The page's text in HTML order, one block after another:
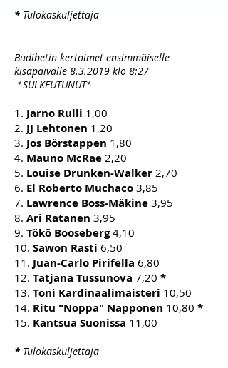
* Tulokaskuljettaja
Budibetin kertoimet ensimmäiselle
kisapäivälle 8.3.2019 klo 8:27
*SULKEUTUNUT*
1. Jarno Rulli 1,00
2. JJ Lehtonen 1,20
3. Jos Börstappen 1,80
4. Mauno McRae 2,20
5. Louise Drunken-Walker 2,70
6. El Roberto Muchaco 3,85
7. Lawrence Boss-Mäkine 3,95
8. Ari Ratanen 3,95
9. Tökö Booseberg4,10
10. Sawon Rasti 6,50
11. Juan-Carlo Pirifella 6,80
12. Tatjana Tussunova 7,20 *
13. Toni Kardinaalimaisteri 10,50
14. Ritu "Noppa" Napponen 10,80 *
15. Kantsua Suonissa 11,00
* Tulokaskuljettaja